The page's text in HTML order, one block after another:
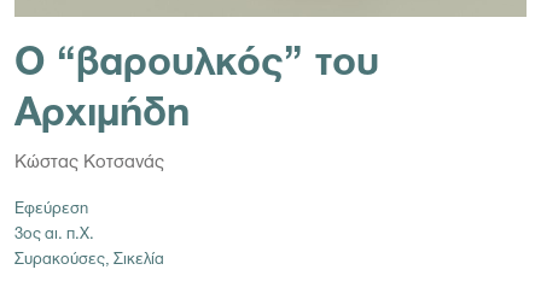
Ο “βαρουλκός” του
Αρχιμήδη
Κώστας Κοτσανάς
Εφεύρεση
3ος αι. π.Χ.
Συρακούσες, Σικελία